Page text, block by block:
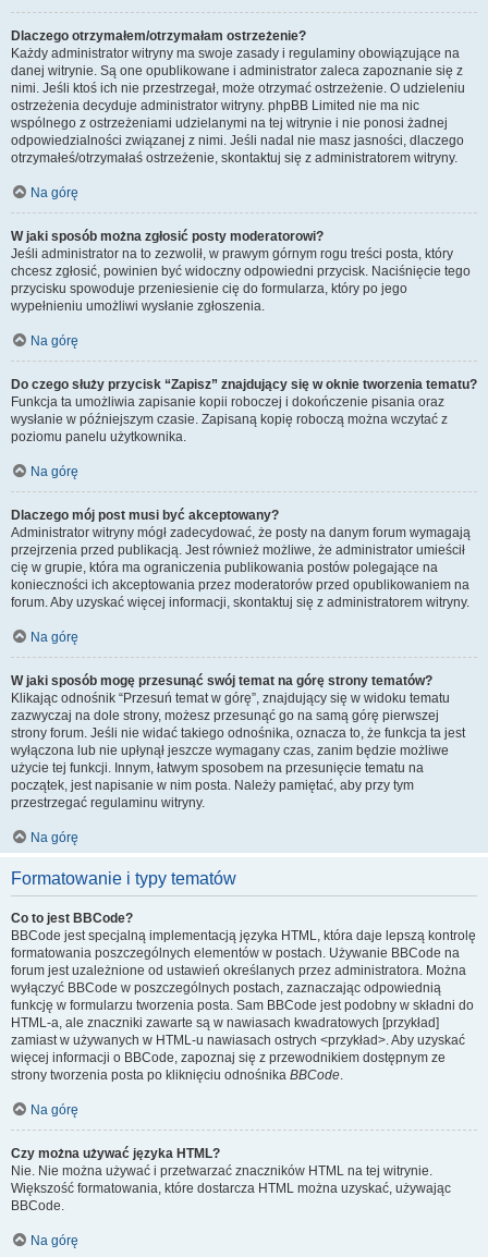
Dlaczego otrzymałem/otrzymałam ostrzeżenie?
Każdy administrator witryny ma swoje zasady i regulaminy obowiązujące na
danej witrynie. Są one opublikowane i administrator zaleca zapoznanie się z
nimi. Jeśli ktoś ich nie przestrzegał, może otrzymać ostrzeżenie. O udzieleniu
ostrzeżenia decyduje administrator witryny. phpBB Limited nie ma nic
wspólnego z ostrzeżeniami udzielanymi na tej witrynie i nie ponosi żadnej
odpowiedzialności związanej z nimi. Jeśli nadal nie masz jasności, dlaczego
otrzymałeś/otrzymałaś ostrzeżenie, skontaktuj się z administratorem witryny.
Na górę
W jaki sposób można zgłosić posty moderatorowi?
Jeśli administrator na to zezwolił, w prawym górnym rogu treści posta, który
chcesz zgłosić, powinien być widoczny odpowiedni przycisk. Naciśnięcie tego
przycisku spowoduje przeniesienie cię do formularza, który po jego
wypełnieniu umożliwi wysłanie zgłoszenia.
Na górę
Do czego służy przycisk “Zapisz” znajdujący się w oknie tworzenia tematu?
Funkcja ta umożliwia zapisanie kopii roboczej i dokończenie pisania oraz
wysłanie w późniejszym czasie. Zapisaną kopię roboczą można wczytać z
poziomu panelu użytkownika.
Na górę
Dlaczego mój post musi być akceptowany?
Administrator witryny mógł zadecydować, że posty na danym forum wymagają
przejrzenia przed publikacją. Jest również możliwe, że administrator umieścił
cię w grupie, która ma ograniczenia publikowania postów polegające na
konieczności ich akceptowania przez moderatorów przed opublikowaniem na
forum. Aby uzyskać więcej informacji, skontaktuj się z administratorem witryny.
Na górę
W jaki sposób mogę przesunąć swój temat na górę strony tematów?
Klikając odnośnik “Przesuń temat w górę”, znajdujący się w widoku tematu
zazwyczaj na dole strony, możesz przesunąć go na samą górę pierwszej
strony forum. Jeśli nie widać takiego odnośnika, oznacza to, że funkcja ta jest
wyłączona lub nie upłynął jeszcze wymagany czas, zanim będzie możliwe
użycie tej funkcji. Innym, łatwym sposobem na przesunięcie tematu na
początek, jest napisanie w nim posta. Należy pamiętać, aby przy tym
przestrzegać regulaminu witryny.
Na górę
Formatowanie i typy tematów
Co to jest BBCode?
BBCode jest specjalną implementacją języka HTML, która daje lepszą kontrolę
formatowania poszczególnych elementów w postach. Używanie BBCode na
forum jest uzależnione od ustawień określanych przez administratora. Można
wyłączyć BBCode w poszczególnych postach, zaznaczając odpowiednią
funkcję w formularzu tworzenia posta. Sam BBCode jest podobny w składni do
HTML-a, ale znaczniki zawarte są w nawiasach kwadratowych [przykład]
zamiast w używanych w HTML-u nawiasach ostrych <przykład>. Aby uzyskać
więcej informacji o BBCode, zapoznaj się z przewodnikiem dostępnym ze
strony tworzenia posta po kliknięciu odnośnika BBCode.
Na górę
Czy można używać języka HTML?
Nie. Nie można używać i przetwarzać znaczników HTML na tej witrynie.
Większość formatowania, które dostarcza HTML można uzyskać, używając
BBCode.
Na górę